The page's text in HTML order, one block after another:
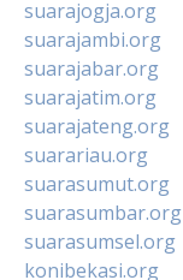
suarajogja.org
suarajambi.org
suarajabar.org
suarajatim.org
suarajateng.org
suarariau.org
suarasumut.org
suarasumbar.org
suarasumsel.org
konibekasi.org